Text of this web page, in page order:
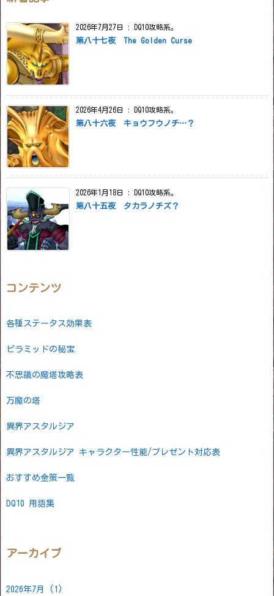
2026年7月27日 : DQ10攻略系。
第八十七夜 The Golden Curse
2026年4月26日 : DQ10攻略系。
第八十六夜 キョウフウノチ…？
2026年1月18日 : DQ10攻略系。
第八十五夜 タカラノチズ？
コンテンツ
各種ステータス効果表
ピラミッドの秘宝
不思議の魔塔攻略表
万魔の塔
異界アスタルジア
異界アスタルジア キャラクター性能/プレゼント対応表
おすすめ金策一覧
DQ10 用語集
アーカイブ
2026年7月 (1)